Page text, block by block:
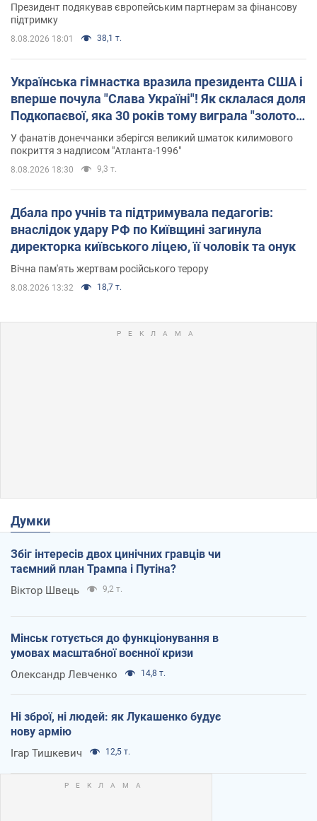
Президент подякував європейським партнерам за фінансову
підтримку
8.08.2026 18:01 38,1 т.
Українська гімнастка вразила президента США і
вперше почула "Слава Україні"! Як склалася доля
Подкопаєвої, яка 30 років тому виграла "золото"
Олімпіади
У фанатів донеччанки зберігся великий шматок килимового
покриття з надписом "Атланта-1996"
8.08.2026 18:30 9,3 т.
Дбала про учнів та підтримувала педагогів:
внаслідок удару РФ по Київщині загинула
директорка київського ліцею, її чоловік та онук
Вічна пам'ять жертвам російського терору
8.08.2026 13:32 18,7 т.
Думки
Збіг інтересів двох цинічних гравців чи
таємний план Трампа і Путіна?
Віктор Швець 9,2 т.
Мінськ готується до функціонування в
умовах масштабної воєнної кризи
Олександр Левченко 14,8 т.
Ні зброї, ні людей: як Лукашенко будує
нову армію
Ігар Тишкевич 12,5 т.